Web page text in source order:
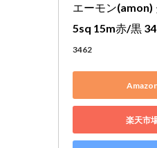
エーモン(amon)
5sq 15m赤/黒
3462
楽天市